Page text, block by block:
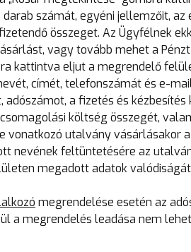
számát, egyéni jellemzőit,
összeget. Az Ügyfélnek
vagy tovább mehet a
kattintva eljut a megrendelő
címét, telefonszámát és e-
adószámot, a fizetés és
költség összegét,
vonatkozó utalvány vásárlásakor
nevének feltüntetésére az
megadott adatok
megrendelése esetén az
a megrendelés leadása nem